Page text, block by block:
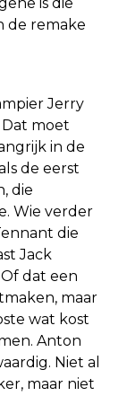
de remake
Jerry
moet
in de
de eerst
die
Wie verder
die
Jack
dat een
maar
wat kost
Anton
Niet al
maar niet